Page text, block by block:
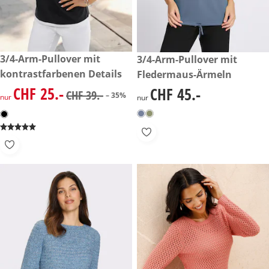
reduzierter Preis CHF 25.-, vorheriger Preis: CHF 39.-
-35%
3/4-Arm-Pullover mit
kontrastfarbenen Details
reduzierter Preis CHF 25.-, vorheriger Preis: CHF 39.-
nur CHF 25.-CHF 39.- – 35%
CHF 45.-
3/4-Arm-Pullover mit
Fledermaus-Ärmeln
CHF 45.-
nur CHF 45.-